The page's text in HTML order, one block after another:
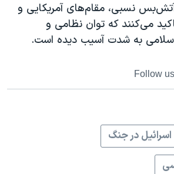
آتش‌بس نسبی، مقام‌های آمریکایی و
می‌کنند که توان نظامی و
به‌ شدت آسیب دیده است.
Follow us
اسرائیل در جنگ